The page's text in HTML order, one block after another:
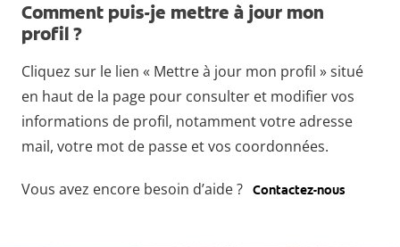
PARAMÈTRES DU COMPTE
Comment puis-je mettre à jour mon
profil ?
Cliquez sur le lien « Mettre à jour mon profil » situé
en haut de la page pour consulter et modifier vos
informations de profil, notamment votre adresse
mail, votre mot de passe et vos coordonnées.
Vous avez encore besoin d’aide ? Contactez-nous